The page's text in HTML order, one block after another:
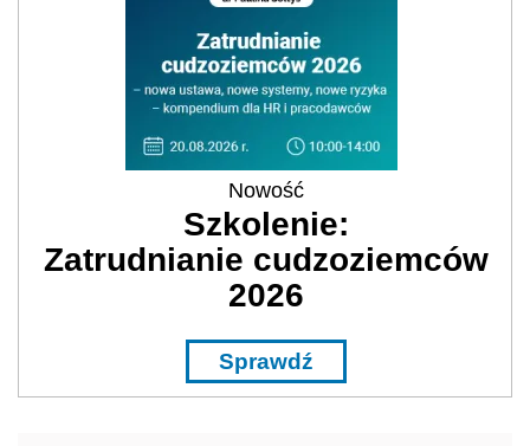
Nowość
Szkolenie:
Zatrudnianie cudzoziemców
2026
Sprawdź